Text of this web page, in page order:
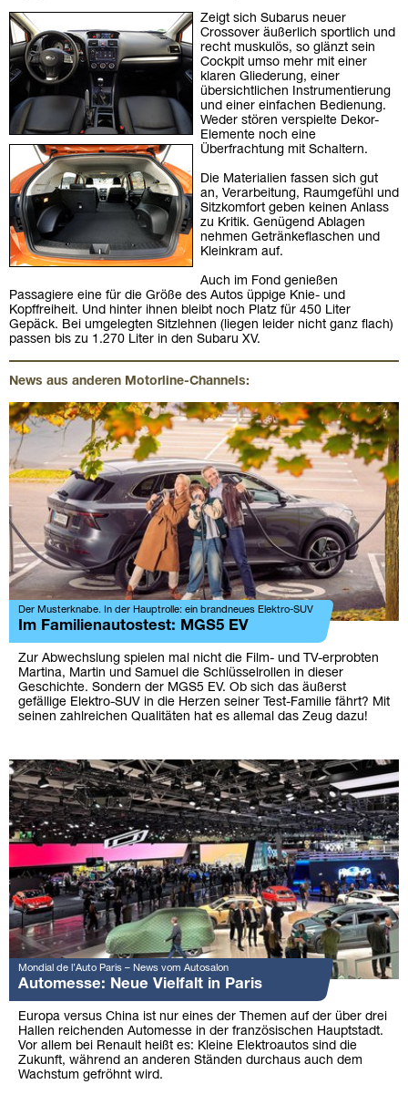
Zeigt sich Subarus neuer
Crossover äußerlich sportlich und
recht muskulös, so glänzt sein
Cockpit umso mehr mit einer
klaren Gliederung, einer
übersichtlichen Instrumentierung
und einer einfachen Bedienung.
Weder stören verspielte Dekor-
Elemente noch eine
Überfrachtung mit Schaltern.
Die Materialien fassen sich gut
an, Verarbeitung, Raumgefühl und
Sitzkomfort geben keinen Anlass
zu Kritik. Genügend Ablagen
nehmen Getränkeflaschen und
Kleinkram auf.
Auch im Fond genießen
Passagiere eine für die Größe des Autos üppige Knie- und
Kopffreiheit. Und hinter ihnen bleibt noch Platz für 450 Liter
Gepäck. Bei umgelegten Sitzlehnen (liegen leider nicht ganz flach)
passen bis zu 1.270 Liter in den Subaru XV.
News aus anderen Motorline-Channels:
Der Musterknabe. In der Hauptrolle: ein brandneues Elektro-SUV
Im Familienautostest: MGS5 EV
Zur Abwechslung spielen mal nicht die Film- und TV-erprobten
Martina, Martin und Samuel die Schlüsselrollen in dieser
Geschichte. Sondern der MGS5 EV. Ob sich das äußerst
gefällige Elektro-SUV in die Herzen seiner Test-Familie fährt? Mit
seinen zahlreichen Qualitäten hat es allemal das Zeug dazu!
Mondial de l’Auto Paris – News vom Autosalon
Automesse: Neue Vielfalt in Paris
Europa versus China ist nur eines der Themen auf der über drei
Hallen reichenden Automesse in der französischen Hauptstadt.
Vor allem bei Renault heißt es: Kleine Elektroautos sind die
Zukunft, während an anderen Ständen durchaus auch dem
Wachstum gefröhnt wird.